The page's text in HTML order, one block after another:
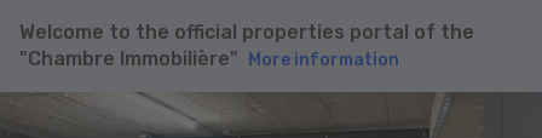
Welcome to the official properties portal of the
"Chambre Immobilière"
More information